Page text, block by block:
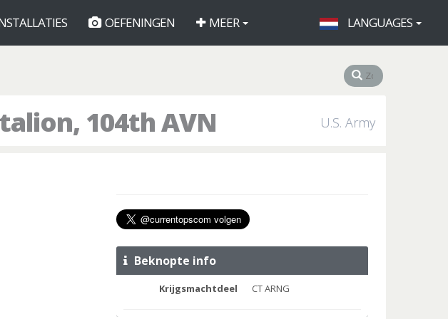
OEFENINGEN MEER LANGUAGES
104th AVN U.S. Army
Beknopte info
Krijgsmachtdeel CT ARNG